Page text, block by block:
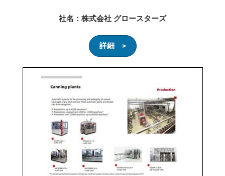
社名：株式会社 グロースターズ
詳細 >